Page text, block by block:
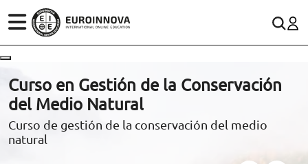
ESTUDIOS
(+34)958 050 200(gratuito en España)
900 831 200
Curso en Gestión de la Conservación
del Medio Natural
Curso de gestión de la conservación del medio
natural